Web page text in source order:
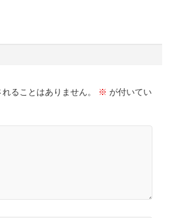
ることはありません。 ※ が付いてい